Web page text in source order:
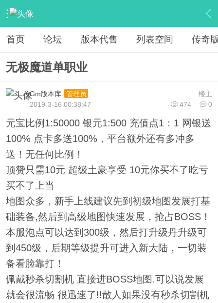
› 教程广告专区 › 广告专区 › 内容
首页 论坛 版本代售 列表空间 传奇
无极魔道单职业
楼主
Gm版本库
管理员
474
0
2019-3-16 00:38:47
元宝比例1:50000 银元1:500 充值点1：1 网银送
100% 点卡多送100%，平台额外还有多冲多
送！无任何比例！
顶赞只需10元 超级土豪享受 10元你买不了吃亏
买不了上当
地图众多，新手上线建议先到初级地图发展打基
础装备,然后到高级地图快速发展，抢占BOSS！
本服泡点可以达到300级，然后打升级丹升级可
到450级，后期等级提升可进入新大陆，一切装
备看脸靠打！
佩戴秒杀切割机 直接进BOSS地图.可以说发展
就会很流畅 很迅速了!!散人如果没有秒杀切割机